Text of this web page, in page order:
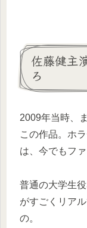
佐藤健主
ろ
2009年当時、
この作品。ホ
は、今でもフ
普通の大学生
がすごくリア
の。